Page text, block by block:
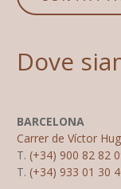
Dove
BARCELONA
Carrer de Víctor
T. (+34) 900 82 82
T. (+34) 933 01 30